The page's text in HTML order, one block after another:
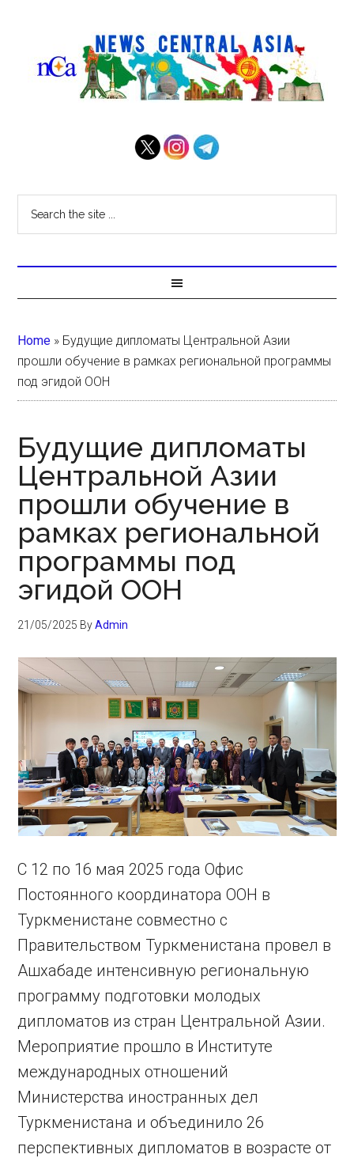
Home » Будущие дипломаты Центральной Азии
прошли обучение в рамках региональной программы
под эгидой ООН
Будущие дипломаты
Центральной Азии
прошли обучение в
рамках региональной
программы под
эгидой ООН
21/05/2025 ByAdmin
С 12 по 16 мая 2025 года Офис
Постоянного координатора ООН в
Туркменистане совместно с
Правительством Туркменистана провел в
Ашхабаде интенсивную региональную
программу подготовки молодых
дипломатов из стран Центральной Азии.
Мероприятие прошло в Институте
международных отношений
Министерства иностранных дел
Туркменистана и объединило 26
перспективных дипломатов в возрасте от